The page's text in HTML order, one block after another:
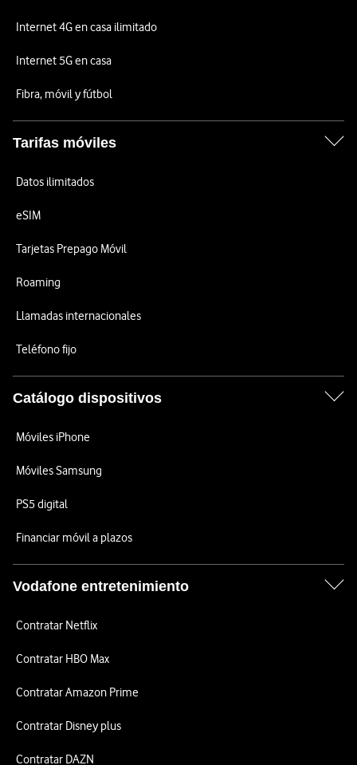
Internet 4G en casa ilimitado
Internet 5G en casa
Fibra, móvil y fútbol
Tarifas móviles
Datos ilimitados
eSIM
Tarjetas Prepago Móvil
Roaming
Llamadas internacionales
Teléfono fijo
Catálogo dispositivos
Móviles iPhone
Móviles Samsung
PS5 digital
Financiar móvil a plazos
Vodafone entretenimiento
Contratar Netflix
Contratar HBO Max
Contratar Amazon Prime
Contratar Disney plus
Contratar DAZN